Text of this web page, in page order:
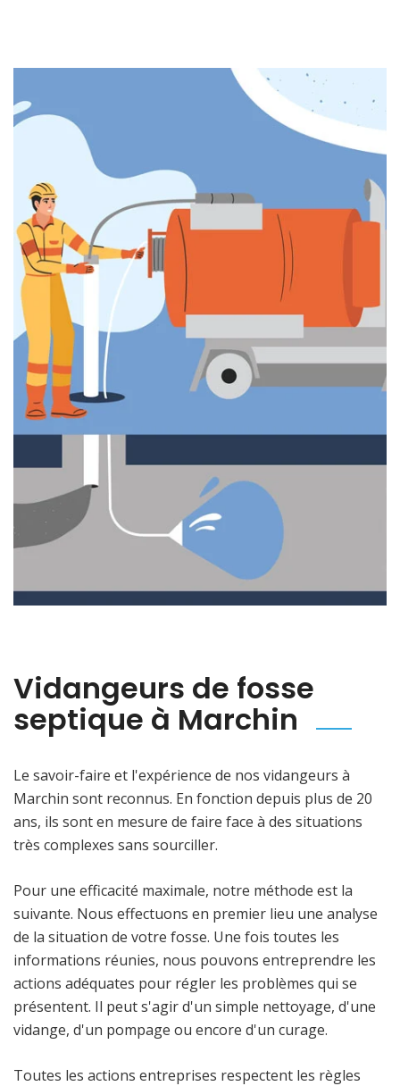
Vidangeurs de fosse
septique à Marchin
Le savoir-faire et l'expérience de nos vidangeurs à
Marchin sont reconnus. En fonction depuis plus de 20
ans, ils sont en mesure de faire face à des situations
très complexes sans sourciller.
Pour une efficacité maximale, notre méthode est la
suivante. Nous effectuons en premier lieu une analyse
de la situation de votre fosse. Une fois toutes les
informations réunies, nous pouvons entreprendre les
actions adéquates pour régler les problèmes qui se
présentent. Il peut s'agir d'un simple nettoyage, d'une
vidange, d'un pompage ou encore d'un curage.
Toutes les actions entreprises respectent les règles